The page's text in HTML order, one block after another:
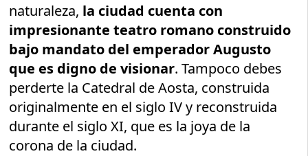
naturaleza, la ciudad cuenta con
impresionante teatro romano construido
bajo mandato del emperador Augusto
que es digno de visionar. Tampoco debes
perderte la Catedral de Aosta, construida
originalmente en el siglo IV y reconstruida
durante el siglo XI, que es la joya de la
corona de la ciudad.